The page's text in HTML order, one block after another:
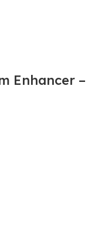
Enhancer –